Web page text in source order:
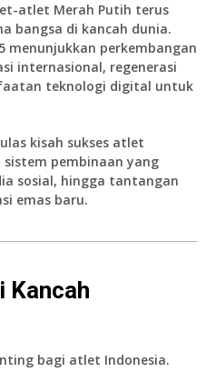
atlet Merah Putih terus
bangsa di kancah dunia.
menunjukkan perkembangan
internasional, regenerasi
teknologi digital untuk
kisah sukses atlet
pembinaan yang
sosial, hingga tantangan
emas baru.
bagi atlet Indonesia.